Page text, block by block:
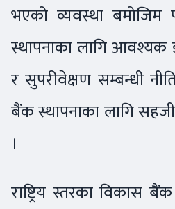
भएको व्यवस्था बमोजिम
स्थापनाका लागि आवश्यक
र सुपरीवेक्षण सम्बन्धी
बैंक स्थापनाका लागि
।
राष्ट्रिय स्तरका विकास